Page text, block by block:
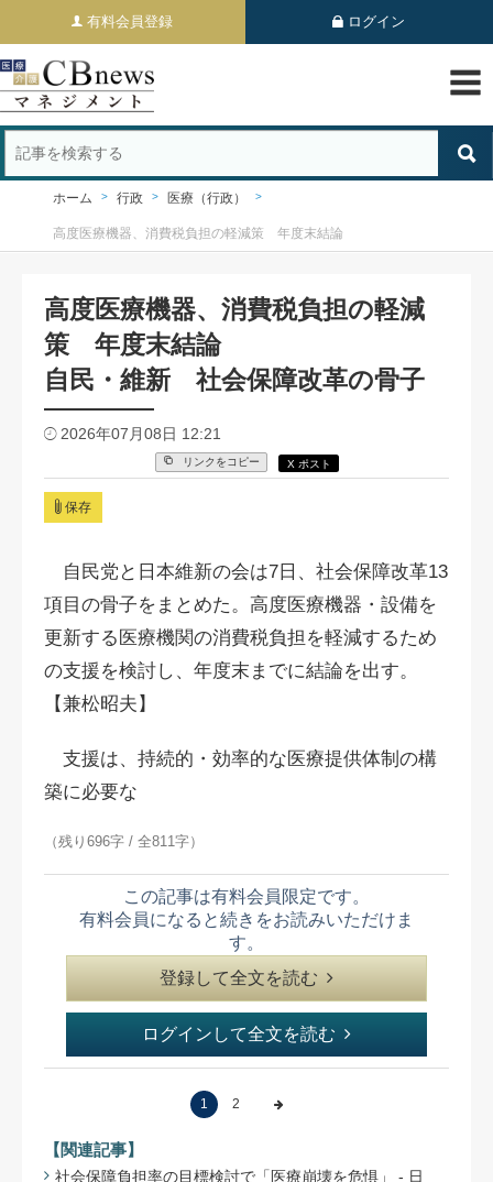
有料会員登録 ログイン
ホーム 行政 医療（行政）
高度医療機器、消費税負担の軽減策 年度末結論
高度医療機器、消費税負担の軽減
策 年度末結論
自民・維新 社会保障改革の骨子
2026年07月08日 12:21
リンクをコピー X ポスト
保存
自民党と日本維新の会は7日、社会保障改革13
項目の骨子をまとめた。高度医療機器・設備を
更新する医療機関の消費税負担を軽減するため
の支援を検討し、年度末までに結論を出す。
【兼松昭夫】
支援は、持続的・効率的な医療提供体制の構
築に必要な
（残り696字 / 全811字）
この記事は有料会員限定です。
有料会員になると続きをお読みいただけま
す。
登録して全文を読む
ログインして全文を読む
1 2
【関連記事】
社会保障負担率の目標検討で「医療崩壊を危惧」 - 日